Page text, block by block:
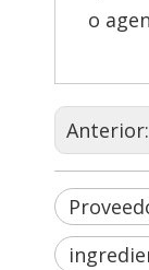
o
Anterior: